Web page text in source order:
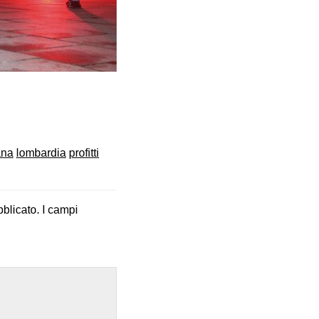
lombardia profitti
I campi